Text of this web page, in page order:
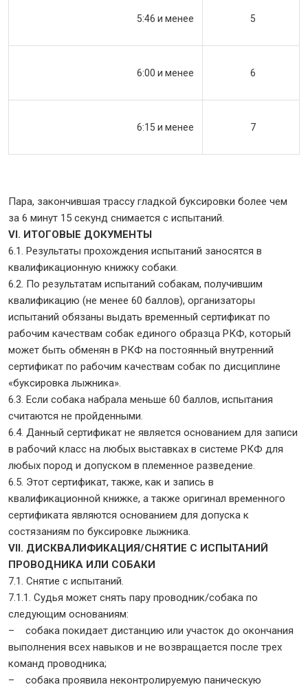
5:46 и менее 5
6:00 и менее 6
6:15 и менее 7
Пара, закончившая трассу гладкой буксировки более чем
за 6 минут 15 секунд снимается с испытаний.
VI. ИТОГОВЫЕ ДОКУМЕНТЫ
6.1. Результаты прохождения испытаний заносятся в
квалификационную книжку собаки.
6.2. По результатам испытаний собакам, получившим
квалификацию (не менее 60 баллов), организаторы
испытаний обязаны выдать временный сертификат по
рабочим качествам собак единого образца РКФ, который
может быть обменян в РКФ на постоянный внутренний
сертификат по рабочим качествам собак по дисциплине
«буксировка лыжника».
6.3. Если собака набрала меньше 60 баллов, испытания
считаются не пройденными.
6.4. Данный сертификат не является основанием для записи
в рабочий класс на любых выставках в системе РКФ для
любых пород и допуском в племенное разведение.
6.5. Этот сертификат, также, как и запись в
квалификационной книжке, а также оригинал временного
сертификата являются основанием для допуска к
состязаниям по буксировке лыжника.
VII. ДИСКВАЛИФИКАЦИЯ/СНЯТИЕ С ИСПЫТАНИЙ
ПРОВОДНИКА ИЛИ СОБАКИ
7.1. Снятие с испытаний.
7.1.1. Судья может снять пару проводник/собака по
следующим основаниям:
– собака покидает дистанцию или участок до окончания
выполнения всех навыков и не возвращается после трех
команд проводника;
– собака проявила неконтролируемую паническую